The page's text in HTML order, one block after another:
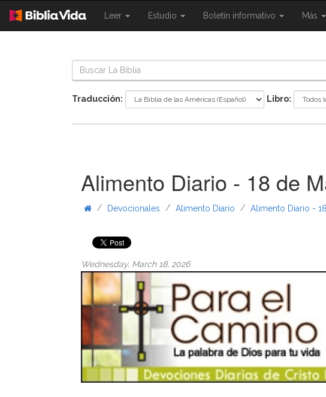
Leer
{{
Estudio
{{
Boletín informativo Más
{{
Traducción: Libro:
Alimento Diario - 18 de
/ Devocionales / Alimento Diario / Alimento Diario -
Wednesday, March 18, 2026